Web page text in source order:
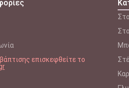
βάπτισης επισκεφθείτε το